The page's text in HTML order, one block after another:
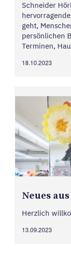
Schneider
geht,
persönlichen
Terminen,
Labor haben
18.10.2023
Neues
Herzlich
13.09.2023